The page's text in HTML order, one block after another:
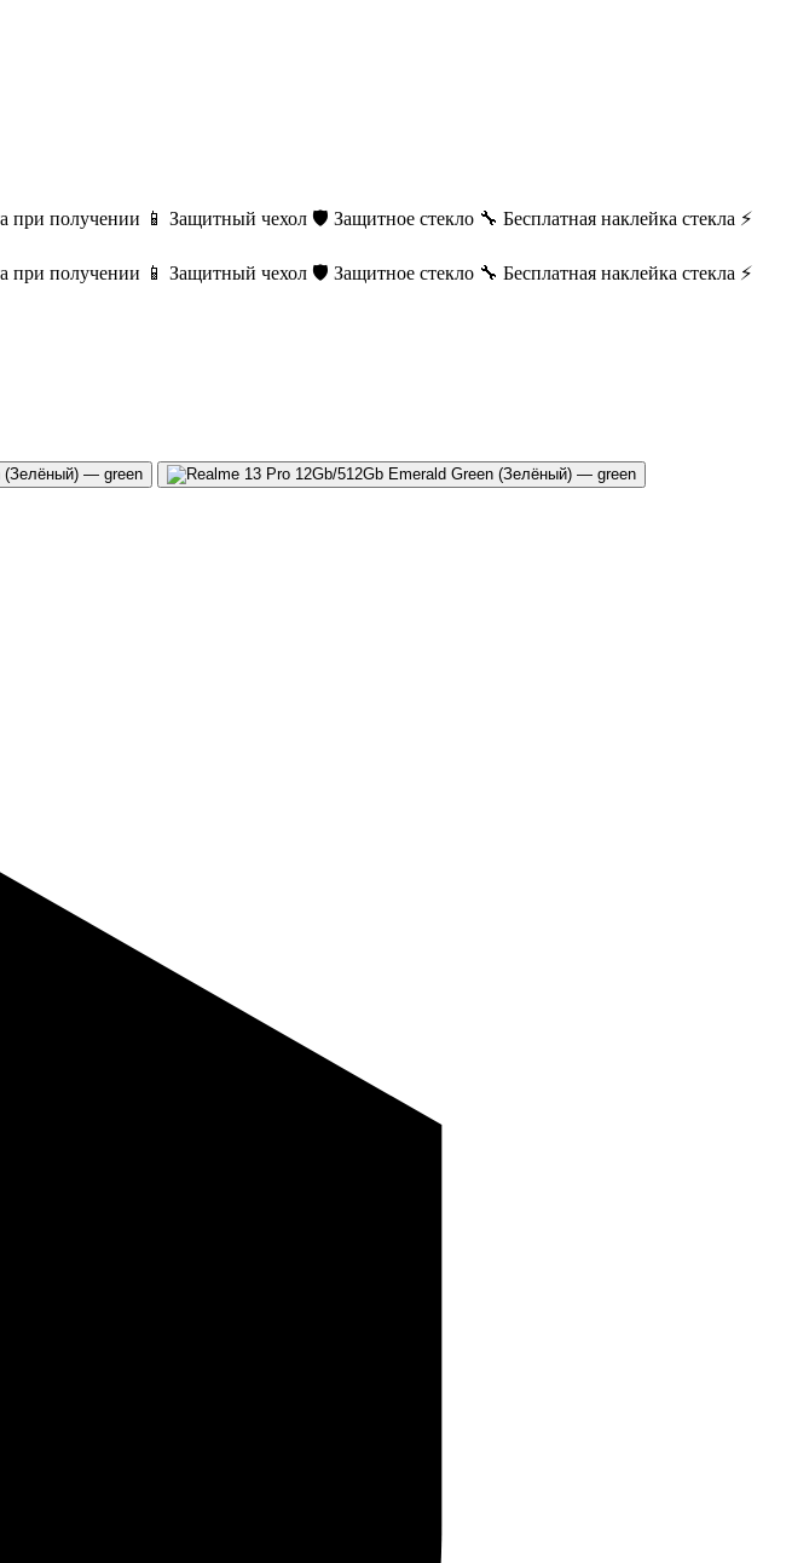
при получении 📱 Защитный чехол 🛡️ Защитное стекло 🔧 Бесплатная наклейка стекла ⚡
при получении 📱 Защитный чехол 🛡️ Защитное стекло 🔧 Бесплатная наклейка стекла ⚡